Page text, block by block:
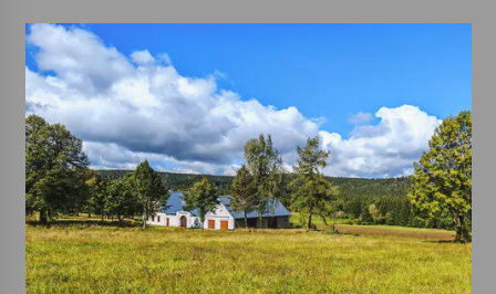
Za kulturou kousek za Humpolec. V Želivě ožije
odkaz Josefa Čapka
13. 7. 2026
Varhanní recitál Michala Novenka v Klášteře
Želiv
3. 7. 2026
Petr Adamec – Malovaný svět